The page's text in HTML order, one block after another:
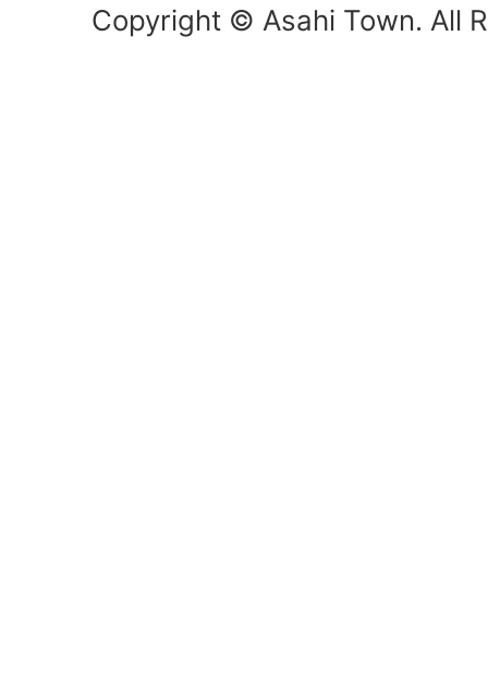
Copyright © Asahi Town. All